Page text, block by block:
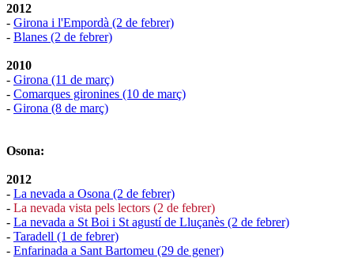
2012
- Girona i l'Empordà (2 de febrer)
- Blanes (2 de febrer)
2010
- Girona (11 de març)
- Comarques gironines (10 de març)
- Girona (8 de març)
Osona:
2012
- La nevada a Osona (2 de febrer)
- La nevada vista pels lectors (2 de febrer)
- La nevada a St Boi i St agustí de Lluçanès (2 de febrer)
- Taradell (1 de febrer)
- Enfarinada a Sant Bartomeu (29 de gener)